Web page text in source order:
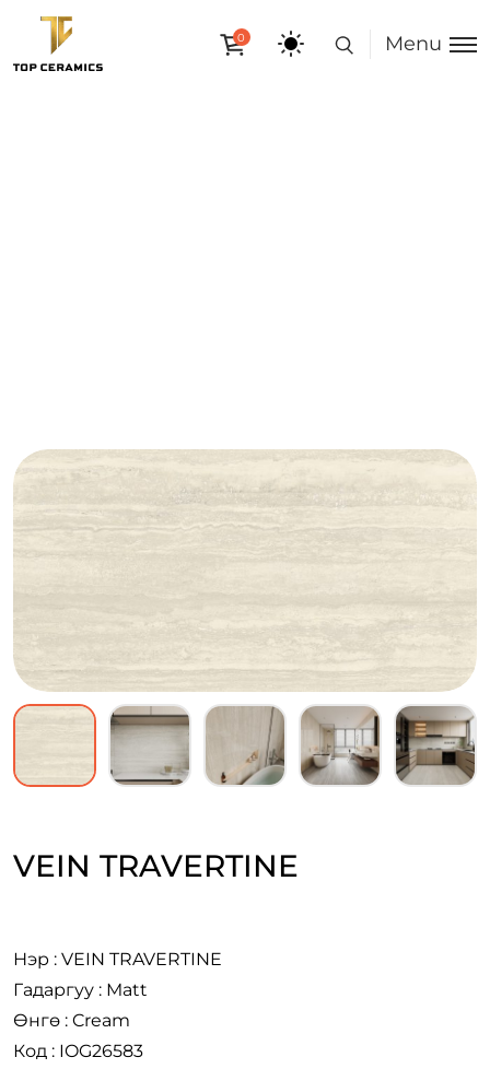
0 Menu
VEIN TRAVERTINE
Нэр : VEIN TRAVERTINE
Гадаргуу : Matt
Өнгө : Cream
Код : IOG26583